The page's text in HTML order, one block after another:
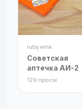
ruby.wink
Советская
аптечка АИ-2
129 просм.